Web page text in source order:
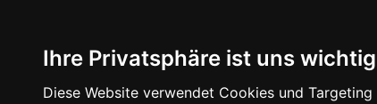
Ihre Privatsphäre ist uns wichtig
Diese Website verwendet Cookies und